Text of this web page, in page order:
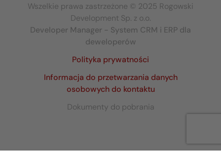
Wszelkie prawa zastrzeżone © 2025 Rogowski
Development Sp. z o.o.
Developer Manager - System CRM i ERP dla
deweloperów
Polityka prywatności
Informacja do przetwarzania danych
osobowych do kontaktu
Dokumenty do pobrania